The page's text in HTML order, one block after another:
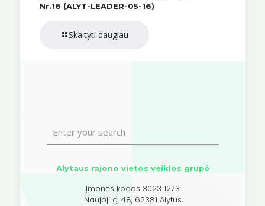
Nr.16 (ALYT-LEADER-05-16)
Skaityti daugiau
Alytaus rajono vietos veiklos grupė
Įmonės kodas 302311273
Naujoji g. 48, 62381 Alytus